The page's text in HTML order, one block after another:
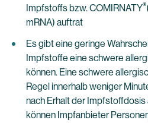
Impfstoffs bzw. COMIRNATY®
mRNA) auftrat
Es gibt eine geringe
Impfstoffe eine schwere
können. Eine schwere
Regel innerhalb weniger
nach Erhalt der Impfstoffdosis
können Impfanbieter